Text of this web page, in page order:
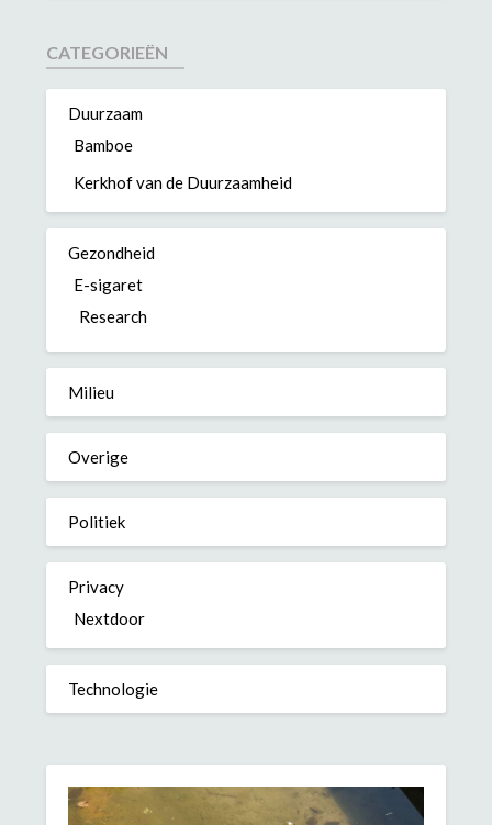
CATEGORIEËN
Duurzaam
Bamboe
Kerkhof van de Duurzaamheid
Gezondheid
E-sigaret
Research
Milieu
Overige
Politiek
Privacy
Nextdoor
Technologie